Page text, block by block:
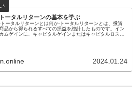
投資先を選択することが重要です。リターンの高さは、
投資先の資産の価格変動や投資期間、投資資金の量などに
よって決まります。投資先の資産の価格変動が大きければ
大きいほど、リターンも高くなる傾向があります。また、
資期間が長ければ長いほど、リターンも高くなる傾向が
あります。さらに、投資資金の量が多ければ多いほど、リ
ターンも高くなる傾向があります。リターンは、投資を行
トータルリターンの基本を学ぶ
トータルリターンとは何か-トータルリターンとは、投資
品から得られるすべての損益を総計したものです。イン
カムゲインに、キャピタルゲインまたはキャピタルロスを
10万円の配当を受け取り、その投資商品を120万円で売
、インカムゲインの10万円に、キャピタルゲインの20万
ほど、投資は成功したと言えるでしょう。
2024.01.24